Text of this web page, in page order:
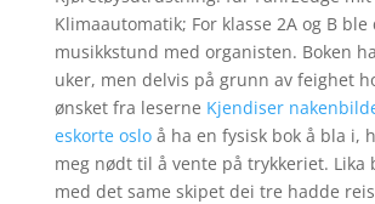
Klimaautomatik; For klasse 2A og B
musikkstund med organisten. Boken
uker, men delvis på grunn av feighet
ønsket fra leserne Kjendiser
eskorte osloå ha en fysisk bok å bla i,
meg nødt til å vente på trykkeriet. Lika
med det same skipet dei tre hadde